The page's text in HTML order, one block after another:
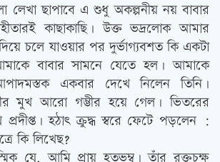
লেখা ছাপাবে এ শুধু অকল্পনীয় নয় বাবার
কাছাকাছি। উক্ত ভদ্রলোক আমার
চলে যাওয়ার পর দুর্ভাগ্যবশত কি একটা
বাবার সামনে যেতে হল। আমাকে
একবার দেখে নিলেন তিনি।
মুখ আরো গম্ভীর হয়ে গেল। ভিতরের
হঠাৎ ক্রুদ্ধ স্বরে ফেটে পড়লেন :
কি লিখেছ?
যে, আমি প্রায় হতভম্ব। তাঁর রক্তচক্ষু